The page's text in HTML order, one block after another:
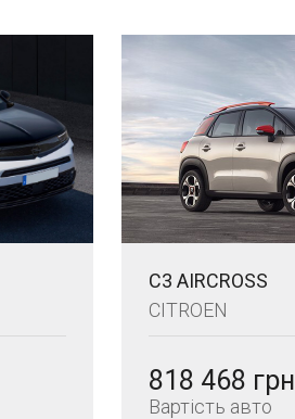
C3 AIRCROSS
CITROEN
818 468 грн
Вартість авто